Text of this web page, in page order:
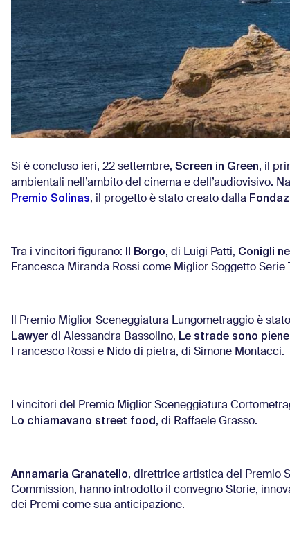
Si è concluso ieri, 22 settembre, Screen in Green, il
ambientali nell’ambito del cinema e dell’audiovisivo.
Premio Solinas, il progetto è stato creato dalla
Tra i vincitori figurano: Il Borgo, di Luigi Patti, Conigli
Francesca Miranda Rossi come Miglior Soggetto Serie
Il Premio Miglior Sceneggiatura Lungometraggio è
Lawyer di Alessandra Bassolino, Le strade sono
Francesco Rossi e Nido di pietra, di Simone Montacci.
I vincitori del Premio Miglior Sceneggiatura
Lo chiamavano street food, di Raffaele Grasso.
Annamaria Granatello, direttrice artistica del Premio
Commission, hanno introdotto il convegno Storie,
dei Premi come sua anticipazione.